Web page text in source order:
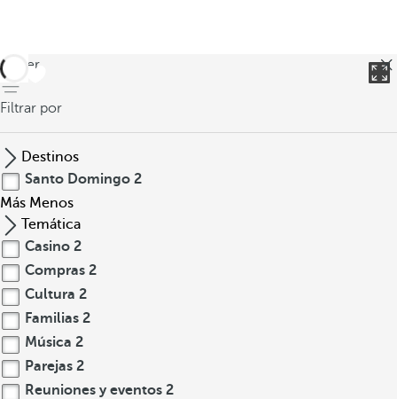
volver
Filtrar por
Destinos
Santo Domingo 2
Más Menos
Temática
Casino 2
Compras 2
Cultura 2
Familias 2
Música 2
Parejas 2
Reuniones y eventos 2